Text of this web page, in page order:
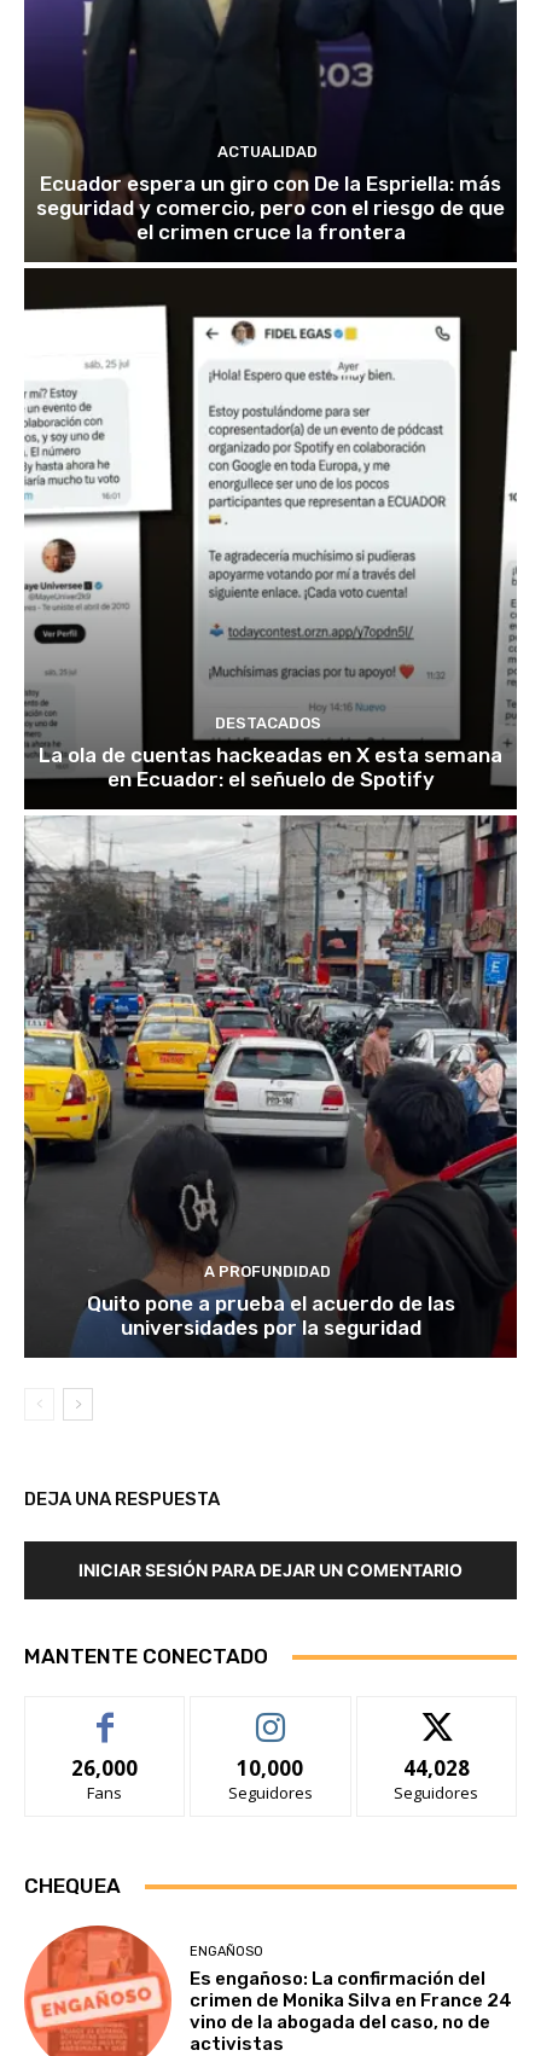
ACTUALIDAD
Ecuador espera un giro con De la Espriella: más
seguridad y comercio, pero con el riesgo de que
el crimen cruce la frontera
DESTACADOS
La ola de cuentas hackeadas en X esta semana
en Ecuador: el señuelo de Spotify
A PROFUNDIDAD
Quito pone a prueba el acuerdo de las
universidades por la seguridad
DEJA UNA RESPUESTA
INICIAR SESIÓN PARA DEJAR UN COMENTARIO
MANTENTE CONECTADO
26,000
Fans
10,000
Seguidores
44,028
Seguidores
CHEQUEA
ENGAÑOSO
Es engañoso: La confirmación del
crimen de Monika Silva en France 24
vino de la abogada del caso, no de
activistas